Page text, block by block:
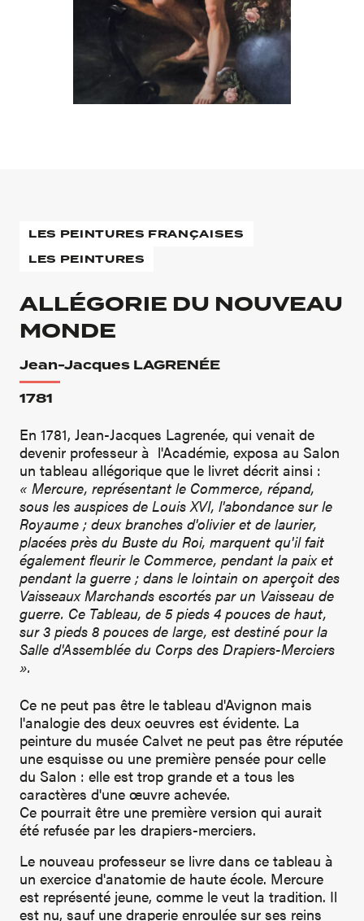
LES PEINTURES FRANÇAISES
LES PEINTURES
ALLÉGORIE DU NOUVEAU
MONDE
Jean-Jacques LAGRENÉE
1781
En 1781, Jean-Jacques Lagrenée, qui venait de
devenir professeur à l'Académie, exposa au Salon
un tableau allégorique que le livret décrit ainsi :
« Mercure, représentant le Commerce, répand,
sous les auspices de Louis XVI, l'abondance sur le
Royaume ; deux branches d'olivier et de laurier,
placées près du Buste du Roi, marquent qu'il fait
également fleurir le Commerce, pendant la paix et
pendant la guerre ; dans le lointain on aperçoit des
Vaisseaux Marchands escortés par un Vaisseau de
guerre. Ce Tableau, de 5 pieds 4 pouces de haut,
sur 3 pieds 8 pouces de large, est destiné pour la
Salle d'Assemblée du Corps des Drapiers-Merciers
».
Ce ne peut pas être le tableau d'Avignon mais
l'analogie des deux oeuvres est évidente. La
peinture du musée Calvet ne peut pas être réputée
une esquisse ou une première pensée pour celle
du Salon : elle est trop grande et a tous les
caractères d'une œuvre achevée.
Ce pourrait être une première version qui aurait
été refusée par les drapiers-merciers.
Le nouveau professeur se livre dans ce tableau à
un exercice d'anatomie de haute école. Mercure
est représenté jeune, comme le veut la tradition. Il
est nu, sauf une draperie enroulée sur ses reins